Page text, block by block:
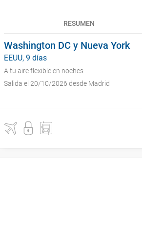
RESUMEN
Washington DC y Nueva York
EEUU, 9 días
A tu aire flexible en noches
Salida el 20/10/2026 desde Madrid